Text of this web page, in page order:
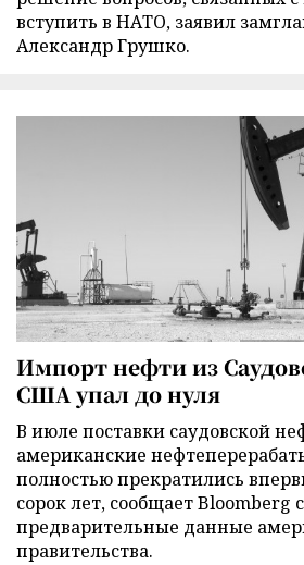
вступить в НАТО, заявил
Александр Грушко.
Импорт нефти из
США упал до нуля
В июле поставки саудовской
американские
полностью прекратились
сорок лет, сообщает Bloomberg
предварительные данные
правительства.